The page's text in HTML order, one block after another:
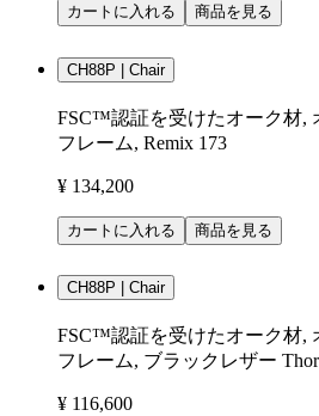
カートに入れる 商品を見る
CH88P | Chair
FSC™認証を受けたオーク材,
フレーム, Remix 173
¥ 134,200
カートに入れる 商品を見る
CH88P | Chair
FSC™認証を受けたオーク材,
フレーム, ブラックレザー Thor
¥ 116,600